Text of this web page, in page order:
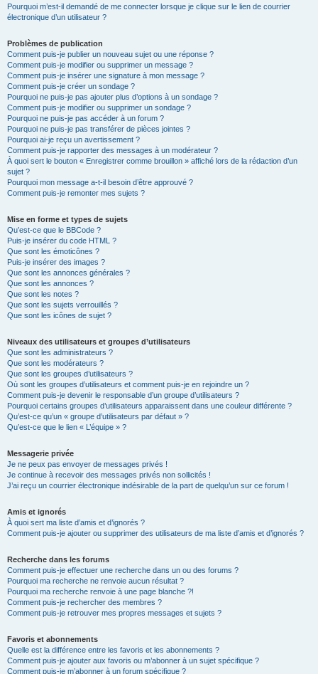
Pourquoi m’est-il demandé de me connecter lorsque je clique sur le lien de courrier
électronique d’un utilisateur ?
Problèmes de publication
Comment puis-je publier un nouveau sujet ou une réponse ?
Comment puis-je modifier ou supprimer un message ?
Comment puis-je insérer une signature à mon message ?
Comment puis-je créer un sondage ?
Pourquoi ne puis-je pas ajouter plus d’options à un sondage ?
Comment puis-je modifier ou supprimer un sondage ?
Pourquoi ne puis-je pas accéder à un forum ?
Pourquoi ne puis-je pas transférer de pièces jointes ?
Pourquoi ai-je reçu un avertissement ?
Comment puis-je rapporter des messages à un modérateur ?
À quoi sert le bouton « Enregistrer comme brouillon » affiché lors de la rédaction d’un
sujet ?
Pourquoi mon message a-t-il besoin d’être approuvé ?
Comment puis-je remonter mes sujets ?
Mise en forme et types de sujets
Qu’est-ce que le BBCode ?
Puis-je insérer du code HTML ?
Que sont les émoticônes ?
Puis-je insérer des images ?
Que sont les annonces générales ?
Que sont les annonces ?
Que sont les notes ?
Que sont les sujets verrouillés ?
Que sont les icônes de sujet ?
Niveaux des utilisateurs et groupes d’utilisateurs
Que sont les administrateurs ?
Que sont les modérateurs ?
Que sont les groupes d’utilisateurs ?
Où sont les groupes d’utilisateurs et comment puis-je en rejoindre un ?
Comment puis-je devenir le responsable d’un groupe d’utilisateurs ?
Pourquoi certains groupes d’utilisateurs apparaissent dans une couleur différente ?
Qu’est-ce qu’un « groupe d’utilisateurs par défaut » ?
Qu’est-ce que le lien « L’équipe » ?
Messagerie privée
Je ne peux pas envoyer de messages privés !
Je continue à recevoir des messages privés non sollicités !
J’ai reçu un courrier électronique indésirable de la part de quelqu’un sur ce forum !
Amis et ignorés
À quoi sert ma liste d’amis et d’ignorés ?
Comment puis-je ajouter ou supprimer des utilisateurs de ma liste d’amis et d’ignorés ?
Recherche dans les forums
Comment puis-je effectuer une recherche dans un ou des forums ?
Pourquoi ma recherche ne renvoie aucun résultat ?
Pourquoi ma recherche renvoie à une page blanche ?!
Comment puis-je rechercher des membres ?
Comment puis-je retrouver mes propres messages et sujets ?
Favoris et abonnements
Quelle est la différence entre les favoris et les abonnements ?
Comment puis-je ajouter aux favoris ou m’abonner à un sujet spécifique ?
Comment puis-je m’abonner à un forum spécifique ?